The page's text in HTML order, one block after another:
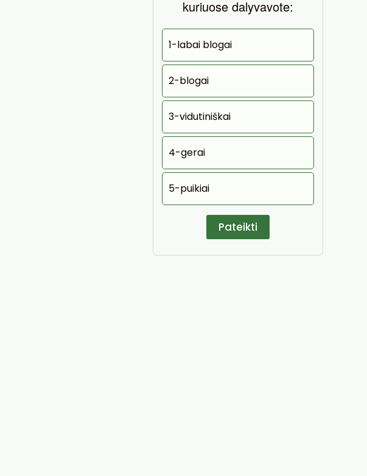
kuriuose dalyvavote:
1-labai blogai
2-blogai
3-vidutiniškai
4-gerai
5-puikiai